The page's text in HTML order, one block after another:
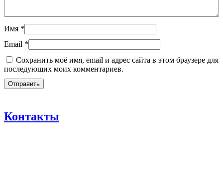
Имя *
Email *
Сохранить моё имя, email и адрес сайта в этом браузере для
последующих моих комментариев.
Контакты